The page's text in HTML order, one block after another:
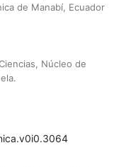
de Manabí, Ecuador
Núcleo de